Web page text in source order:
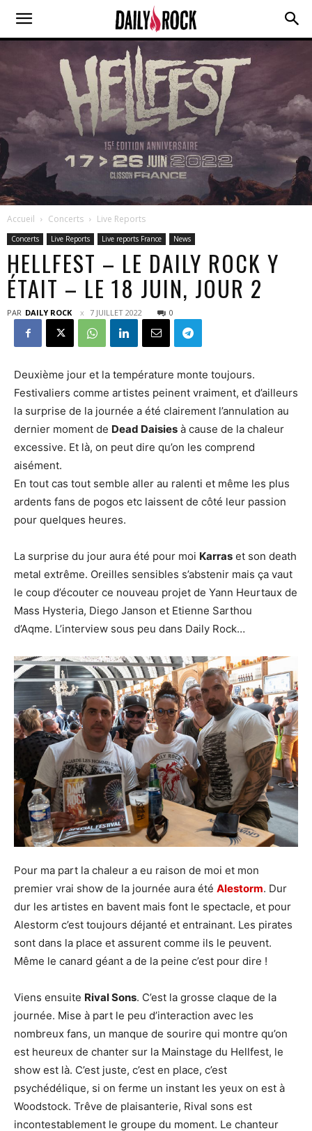
Accueil Concerts Live Reports
Concerts Live Reports Live reports France News
HELLFEST – LE DAILY ROCK Y
ÉTAIT – LE 18 JUIN, JOUR 2
PAR DAILY ROCK 7 JUILLET 2022 0
Deuxième jour et la température monte toujours.
Festivaliers comme artistes peinent vraiment, et d’ailleurs
la surprise de la journée a été clairement l’annulation au
dernier moment de Dead Daisies à cause de la chaleur
excessive. Et là, on peut dire qu’on les comprend
aisément.
En tout cas tout semble aller au ralenti et même les plus
ardents fans de pogos etc laissent de côté leur passion
pour quelques heures.
La surprise du jour aura été pour moi Karras et son death
metal extrême. Oreilles sensibles s’abstenir mais ça vaut
le coup d’écouter ce nouveau projet de Yann Heurtaux de
Mass Hysteria, Diego Janson et Etienne Sarthou
d’Aqme. L’interview sous peu dans Daily Rock…
Pour ma part la chaleur a eu raison de moi et mon
premier vrai show de la journée aura été Alestorm. Dur
dur les artistes en bavent mais font le spectacle, et pour
Alestorm c’est toujours déjanté et entrainant. Les pirates
sont dans la place et assurent comme ils le peuvent.
Même le canard géant a de la peine c’est pour dire !
Viens ensuite Rival Sons. C’est la grosse claque de la
journée. Mise à part le peu d’interaction avec les
nombreux fans, un manque de sourire qui montre qu’on
est heureux de chanter sur la Mainstage du Hellfest, le
show est là. C’est juste, c’est en place, c’est
psychédélique, si on ferme un instant les yeux on est à
Woodstock. Trêve de plaisanterie, Rival sons est
incontestablement le groupe du moment. Le chanteur